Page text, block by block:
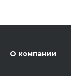
О компании